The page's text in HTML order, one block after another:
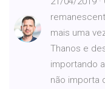
mais uma
Thanos e
importando
não importa